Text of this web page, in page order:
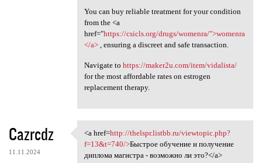
You can buy reliable treatment for your condition
from the <a
href="https://csicls.org/drugs/womenra/">womenra
</a>, ensuring a discreet and safe transaction.
Navigate to https://maker2u.com/item/vidalista/
for the most affordable rates on estrogen
replacement therapy.
Cazrcdz
11.11.2024
<a href=http://thelspr.listbb
<a href=http://thelspr.listbb.ru/viewtopic.php?
f=13&t=740/>Быстрое обучение и получение
диплома магистра - возможно ли это?</a>